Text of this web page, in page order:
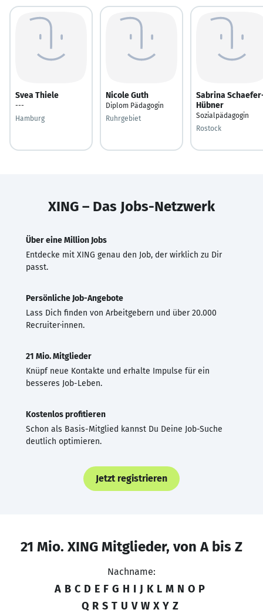
Svea Thiele
---
Hamburg
Nicole Guth
Diplom Pädagogin
Ruhrgebiet
Sabrina
Hübner
Sozialpädagogin
Rostock
XING – Das Jobs-Netzwerk
Über eine Million Jobs
Entdecke mit XING genau den Job, der wirklich zu Dir
passt.
Persönliche Job-Angebote
Lass Dich finden von Arbeitgebern und über 20.000
Recruiter·innen.
21 Mio. Mitglieder
Knüpf neue Kontakte und erhalte Impulse für ein
besseres Job-Leben.
Kostenlos profitieren
Schon als Basis-Mitglied kannst Du Deine Job-Suche
deutlich optimieren.
Jetzt registrieren
21 Mio. XING Mitglieder, von A bis Z
Nachname:
A B C D E F G H I J K L M N O P
Q R S T U V W X Y Z